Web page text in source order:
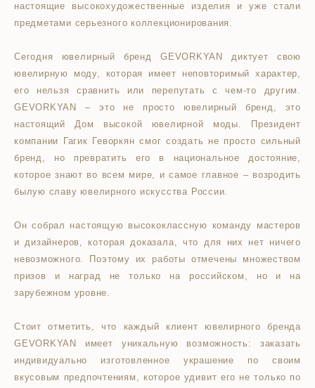
настоящие высокохудожественные изделия и уже стали
предметами серьезного коллекционирования.
Сегодня ювелирный бренд GEVORKYAN диктует свою
ювелирную моду, которая имеет неповторимый характер,
его нельзя сравнить или перепутать с чем-то другим.
GEVORKYAN – это не просто ювелирный бренд, это
настоящий Дом высокой ювелирной моды. Президент
компании Гагик Геворкян смог создать не просто сильный
бренд, но превратить его в национальное достояние,
которое знают во всем мире, и самое главное – возродить
былую славу ювелирного искусства России.
Он собрал настоящую высококлассную команду мастеров
и дизайнеров, которая доказала, что для них нет ничего
невозможного. Поэтому их работы отмечены множеством
призов и наград не только на российском, но и на
зарубежном уровне.
Стоит отметить, что каждый клиент ювелирного бренда
GEVORKYAN имеет уникальную возможность: заказать
индивидуально изготовленное украшение по своим
вкусовым предпочтениям, которое удивит его не только по